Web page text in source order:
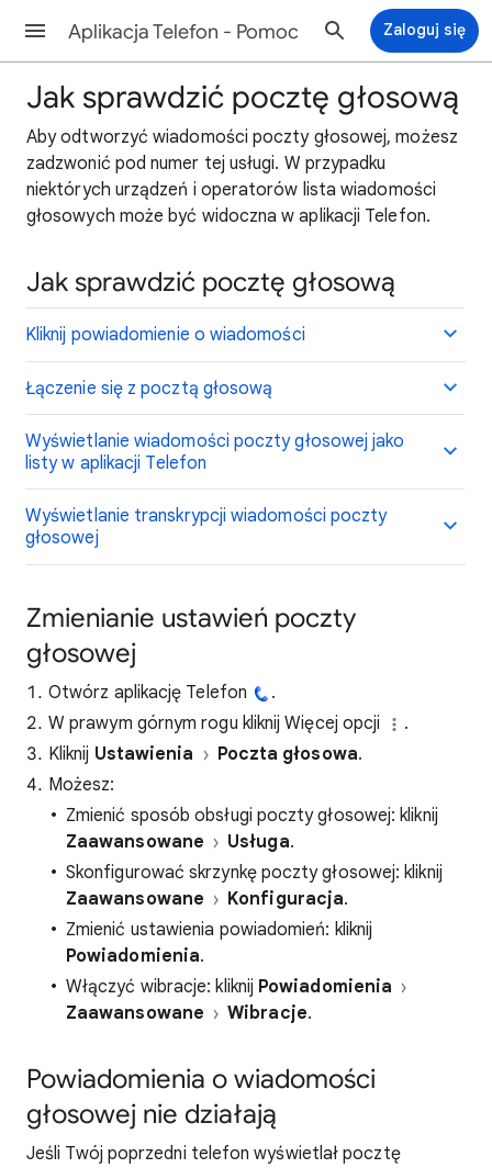
Aplikacja Telefon - Pomoc Zaloguj się
Jak sprawdzić pocztę głosową
Abyodtworzyć wiadomości poczty głosowej, możesz
zadzwonić pod numer tej usługi. W przypadku
niektórych urządzeń i operatorów lista wiadomości
głosowych może być widoczna w aplikacji Telefon.
Jak sprawdzić pocztę głosową
Kliknij powiadomienie o wiadomości
Łączenie się z pocztą głosową
Wyświetlanie wiadomości poczty głosowej jako
listy w aplikacji Telefon
Wyświetlanie transkrypcji wiadomości poczty
głosowej
Zmienianie ustawień poczty
głosowej
Otwórz aplikację Telefon
.
W prawym górnym rogu kliknij Więcej opcji
.
Kliknij Ustawienia Poczta głosowa.
Możesz:
Zmienić sposób obsługi poczty głosowej: kliknij
Zaawansowane
Usługa.
Skonfigurować skrzynkę poczty głosowej: kliknij
Zaawansowane
Konfiguracja.
Zmienić ustawienia powiadomień: kliknij
Powiadomienia.
Włączyć wibracje: kliknij Powiadomienia
Zaawansowane
Wibracje.
Powiadomienia o wiadomości
głosowej nie działają
Jeśli Twój poprzedni telefon wyświetlał pocztę